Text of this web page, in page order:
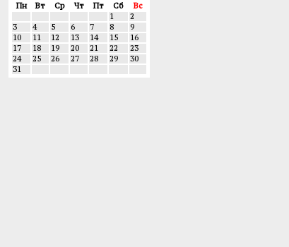
Пн Вт Ср Чт Пт Сб
Вс
1
2
3
4 5 6 7 8
9
10
11 12 13 14 15
16
17
18 19 20 21 22
23
24
25 26 27 28 29
30
31